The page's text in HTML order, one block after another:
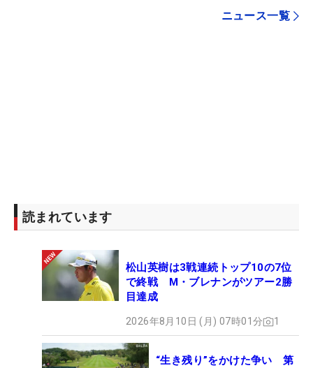
ニュース一覧
読まれています
松山英樹は3戦連続トップ10の7位
で終戦 M・ブレナンがツアー2勝
目達成
2026年8月10日 (月) 07時01分 1
“生き残り”をかけた争い 第